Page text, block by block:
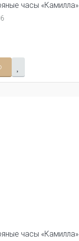
часы «Камилла»
часы «Камилла»